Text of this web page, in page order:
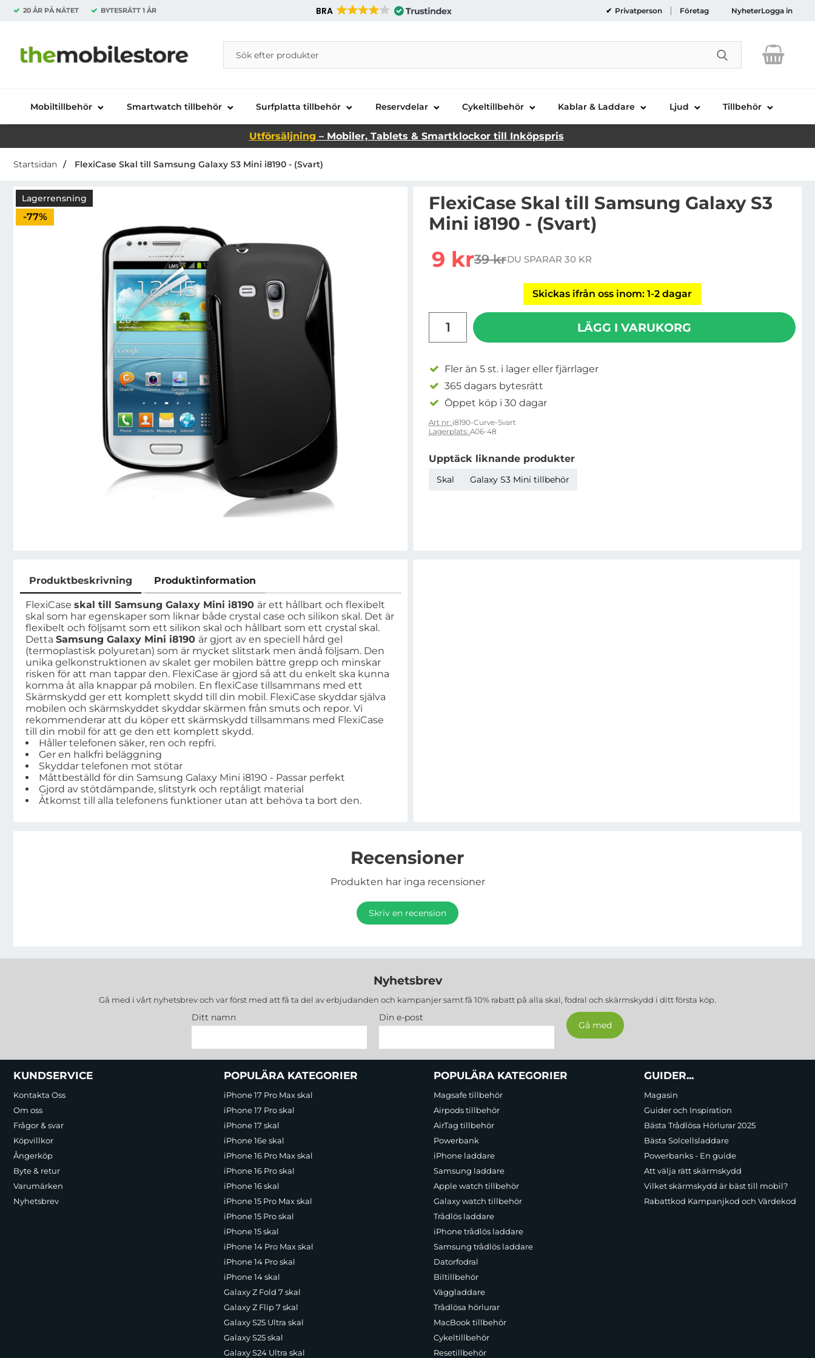
20 ÅR PÅ NÄTET BYTESRÄTT 1 ÅR BRA Privatperson Företag NyheterLogga in
Startsidan för Danira Telecom AB
Sök
Sök på Danira Telecom AB
Genomför
Mobiltillbehör Smartwatch tillbehör Surfplatta tillbehör Reservdelar Cykeltillbehör Kablar & Laddare Ljud Tillbehör
Utförsäljning – Mobiler, Tablets & Smartklockor till Inköpspris
Startsidan FlexiCase Skal till Samsung Galaxy S3 Mini i8190 - (Svart)
Lagerrensning
Priset är nedsatt med
-77%
FlexiCase Skal till Samsung Galaxy S3
Mini i8190 - (Svart)
rea pris
9 krtidigare pris
39 krDU SPARAR 30 KR
Skickas ifrån oss inom: 1-2 dagar
LÄGG I VARUKORG
Fler än 5 st. i lager eller fjärrlager
365 dagars bytesrätt
Öppet köp i 30 dagar
Art nr: i8190-Curve-Svart
Lagerplats: A06-48
Upptäck liknande produkter
Skal Galaxy S3 Mini tillbehör
Produktbeskrivning Produktinformation
Produktbeskrivning
FlexiCase skal till Samsung Galaxy Mini i8190 är ett hållbart och flexibelt
skal som har egenskaper som liknar både crystal case och silikon skal. Det är
flexibelt och följsamt som ett silikon skal och hållbart som ett crystal skal.
Detta Samsung Galaxy Mini i8190 är gjort av en speciell hård gel
(termoplastisk polyuretan) som är mycket slitstark men ändå följsam. Den
unika gelkonstruktionen av skalet ger mobilen bättre grepp och minskar
risken för att man tappar den. FlexiCase är gjord så att du enkelt ska kunna
komma åt alla knappar på mobilen. En flexiCase tillsammans med ett
Skärmskydd ger ett komplett skydd till din mobil. FlexiCase skyddar själva
mobilen och skärmskyddet skyddar skärmen från smuts och repor. Vi
rekommenderar att du köper ett skärmskydd tillsammans med FlexiCase
till din mobil för att ge den ett komplett skydd.
Håller telefonen säker, ren och repfri.
Ger en halkfri beläggning
Skyddar telefonen mot stötar
Måttbeställd för din Samsung Galaxy Mini i8190 - Passar perfekt
Gjord av stötdämpande, slitstyrk och reptåligt material
Åtkomst till alla telefonens funktioner utan att behöva ta bort den.
Recensioner
Produkten har inga recensioner
Skriv en recension
Nyhetsbrev
Gå med i vårt nyhetsbrev och var först med att få ta del av erbjudanden och kampanjer samt få 10% rabatt på alla skal, fodral och skärmskydd i ditt första köp.
Ditt namn Din e-post
Sidfot Blandad info och länkar
KUNDSERVICE
Kontakta Oss
Om oss
Frågor & svar
Köpvillkor
Ångerköp
Byte & retur
Varumärken
Nyhetsbrev
POPULÄRA KATEGORIER
iPhone 17 Pro Max skal
iPhone 17 Pro skal
iPhone 17 skal
iPhone 16e skal
iPhone 16 Pro Max skal
iPhone 16 Pro skal
iPhone 16 skal
iPhone 15 Pro Max skal
iPhone 15 Pro skal
iPhone 15 skal
iPhone 14 Pro Max skal
iPhone 14 Pro skal
iPhone 14 skal
Galaxy Z Fold 7 skal
Galaxy Z Flip 7 skal
Galaxy S25 Ultra skal
Galaxy S25 skal
Galaxy S24 Ultra skal
POPULÄRA KATEGORIER
Magsafe tillbehör
Airpods tillbehör
AirTag tillbehör
Powerbank
iPhone laddare
Samsung laddare
Apple watch tillbehör
Galaxy watch tillbehör
Trådlös laddare
iPhone trådlös laddare
Samsung trådlös laddare
Datorfodral
Biltillbehör
Väggladdare
Trådlösa hörlurar
MacBook tillbehör
Cykeltillbehör
Resetillbehör
GUIDER...
Magasin
Guider och Inspiration
Bästa Trådlösa Hörlurar 2025
Bästa Solcellsladdare
Powerbanks - En guide
Att välja rätt skärmskydd
Vilket skärmskydd är bäst till mobil?
Rabattkod Kampanjkod och Värdekod